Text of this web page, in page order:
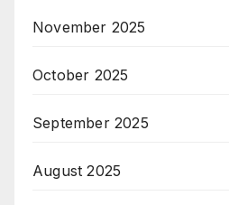
November 2025
October 2025
September 2025
August 2025